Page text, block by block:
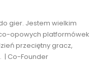
gier. Jestem wielkim
opowych platformówek
przeciętny gracz,
| Co-Founder